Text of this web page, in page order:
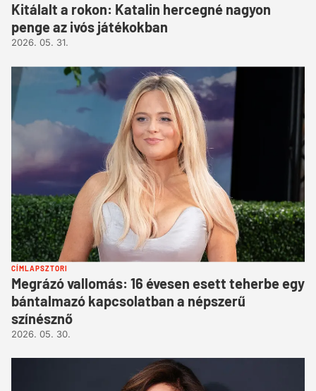
Kitálalt a rokon: Katalin hercegné nagyon
penge az ivós játékokban
2026. 05. 31.
CÍMLAPSZTORI
Megrázó vallomás: 16 évesen esett teherbe egy
bántalmazó kapcsolatban a népszerű
színésznő
2026. 05. 30.